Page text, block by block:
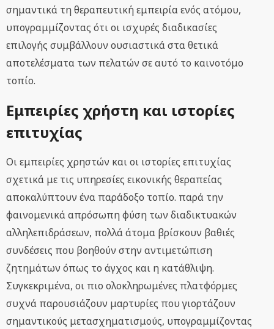
σημαντικά τη θεραπευτική εμπειρία ενός ατόμου,
υπογραμμίζοντας ότι οι ισχυρές διαδικασίες
επιλογής συμβάλλουν ουσιαστικά στα θετικά
αποτελέσματα των πελατών σε αυτό το καινοτόμο
τοπίο.
Εμπειρίες χρήστη και ιστορίες
επιτυχίας
Οι εμπειρίες χρηστών και οι ιστορίες επιτυχίας
σχετικά με τις υπηρεσίες εικονικής θεραπείας
αποκαλύπτουν ένα παράδοξο τοπίο. παρά την
φαινομενικά απρόσωπη φύση των διαδικτυακών
αλληλεπιδράσεων, πολλά άτομα βρίσκουν βαθιές
συνδέσεις που βοηθούν στην αντιμετώπιση
ζητημάτων όπως το άγχος και η κατάθλιψη.
Συγκεκριμένα, οι πιο ολοκληρωμένες πλατφόρμες
συχνά παρουσιάζουν μαρτυρίες που γιορτάζουν
σημαντικούς μετασχηματισμούς, υπογραμμίζοντας